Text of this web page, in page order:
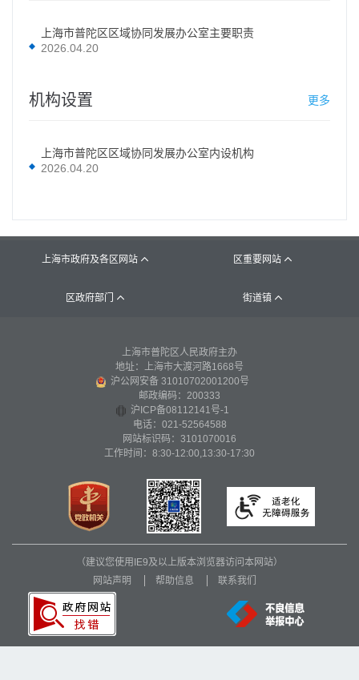
上海市普陀区区域协同发展办公室主要职责
2026.04.20
机构设置 更多
上海市普陀区区域协同发展办公室内设机构
2026.04.20
上海市政府及各区网站  区重要网站 
区政府部门  街道镇 
上海市普陀区人民政府主办
地址：上海市大渡河路1668号
沪公网安备 31010702001200号
邮政编码：200333
沪ICP备08112141号-1
电话：021-52564588
网站标识码：3101070016
工作时间：8:30-12:00,13:30-17:30
（建议您使用IE9及以上版本浏览器访问本网站）
网站声明
帮助信息 联系我们